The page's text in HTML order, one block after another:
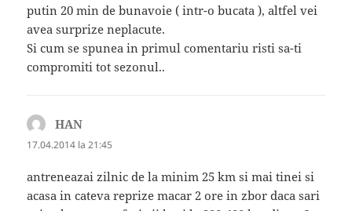
putin 20 min de bunavoie ( intr-o bucata ), altfel vei
avea surprize neplacute.
Si cum se spunea in primul comentariu risti sa-ti
compromiti tot sezonul..
HAN
17.04.2014 la 21:45
antreneazai zilnic de la minim 25 km si mai tinei si
acasa in cateva reprize macar 2 ore in zbor daca sari